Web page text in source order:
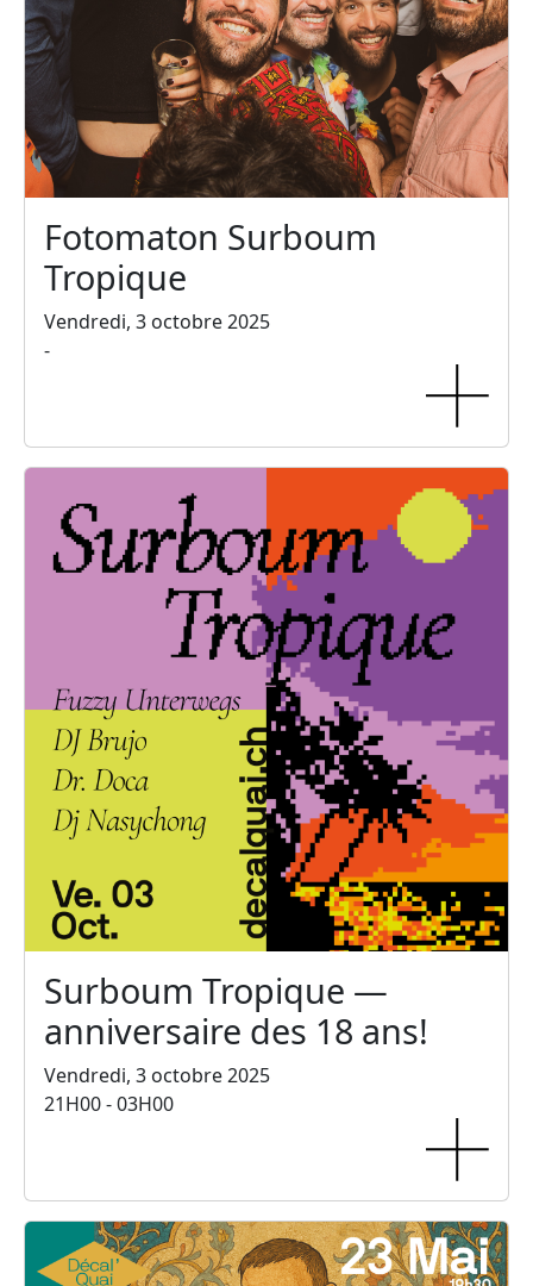
Fotomaton Surboum
Tropique
Vendredi, 3 octobre 2025
-
Surboum Tropique —
anniversaire des 18 ans!
Vendredi, 3 octobre 2025
21H00 - 03H00